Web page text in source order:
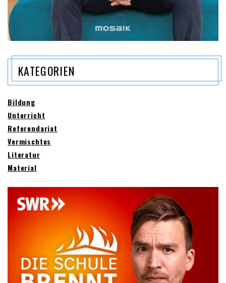
KATEGORIEN
Bildung
Unterricht
Referendariat
Vermischtes
Literatur
Material